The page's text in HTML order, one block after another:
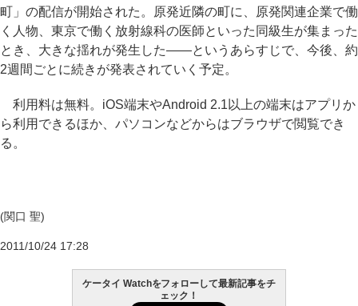
町」の配信が開始された。原発近隣の町に、原発関連企業で働
く人物、東京で働く放射線科の医師といった同級生が集まった
とき、大きな揺れが発生した――というあらすじで、今後、約
2週間ごとに続きが発表されていく予定。
利用料は無料。iOS端末やAndroid 2.1以上の端末はアプリか
ら利用できるほか、パソコンなどからはブラウザで閲覧でき
る。
(関口 聖)
2011/10/24 17:28
ケータイ Watchをフォローして最新記事をチ
ェック！